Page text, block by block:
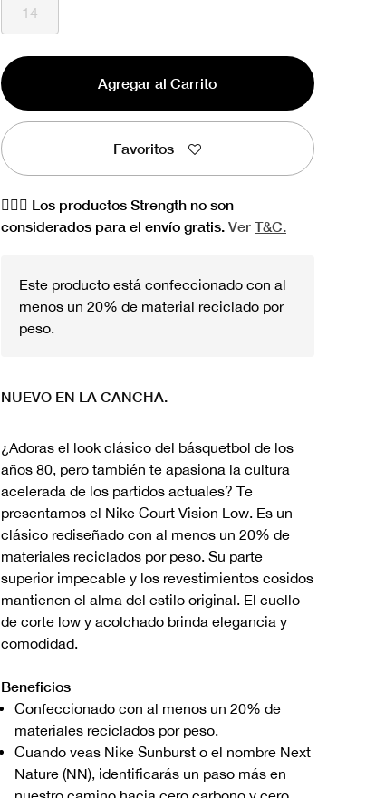
14
Agregar al Carrito
Favoritos
🏋🏻‍♀️ Los productos Strength no son
considerados para el envío gratis. Ver T&C.
Este producto está confeccionado con al
menos un 20% de material reciclado por
peso.
NUEVO EN LA CANCHA.
¿Adoras el look clásico del básquetbol de los
años 80, pero también te apasiona la cultura
acelerada de los partidos actuales? Te
presentamos el Nike Court Vision Low. Es un
clásico rediseñado con al menos un 20% de
materiales reciclados por peso. Su parte
superior impecable y los revestimientos cosidos
mantienen el alma del estilo original. El cuello
de corte low y acolchado brinda elegancia y
comodidad.
Beneficios
Confeccionado con al menos un 20% de
materiales reciclados por peso.
Cuando veas Nike Sunburst o el nombre Next
Nature (NN), identificarás un paso más en